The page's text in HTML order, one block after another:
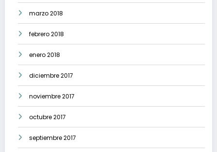
marzo 2018
febrero 2018
enero 2018
diciembre 2017
noviembre 2017
octubre 2017
septiembre 2017